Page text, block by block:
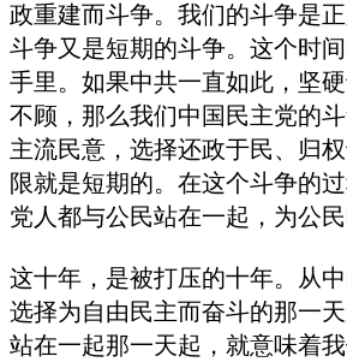
政重建而斗争。我们的斗争是
斗争又是短期的斗争。这个时
手里。如果中共一直如此，坚
不顾，那么我们中国民主党的
主流民意，选择还政于民、归
限就是短期的。在这个斗争的
党人都与公民站在一起，为公民
这十年，是被打压的十年。从
选择为自由民主而奋斗的那一
站在一起那一天起，就意味着